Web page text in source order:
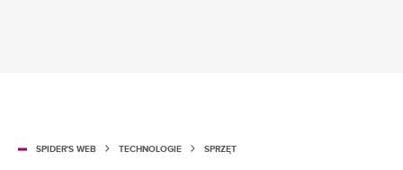
SPIDER'S WEB TECHNOLOGIE SPRZĘT